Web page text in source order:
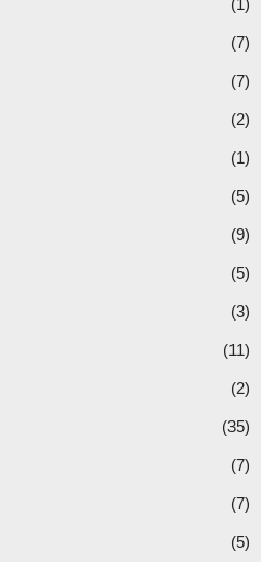
(1)
(7)
(7)
(2)
(1)
(5)
(9)
(5)
(3)
(11)
(2)
(35)
(7)
(7)
(5)